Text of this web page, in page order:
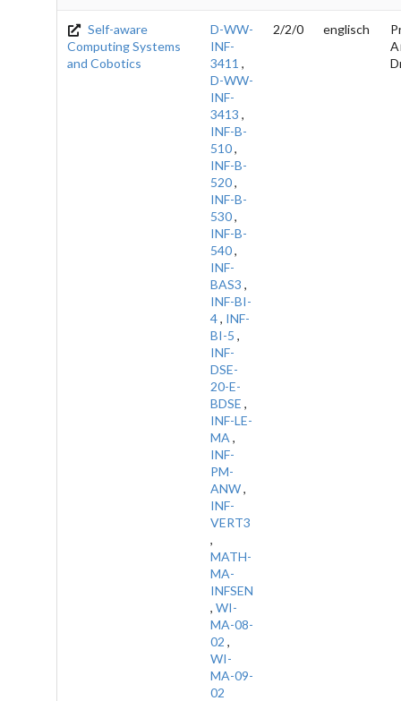
Self-aware
Computing Systems
and Cobotics
D-WW-
INF-
3411 ,
D-WW-
INF-
3413 ,
INF-B-
510,
INF-B-
520,
INF-B-
530,
INF-B-
540,
INF-
BAS3 ,
INF-BI-
4, INF-
BI-5 ,
INF-
DSE-
20-E-
BDSE ,
INF-LE-
MA ,
INF-
PM-
ANW,
INF-
VERT3
,
MATH-
MA-
INFSEN
, WI-
MA-08-
02 ,
WI-
MA-09-
02
2/2/0 englisch